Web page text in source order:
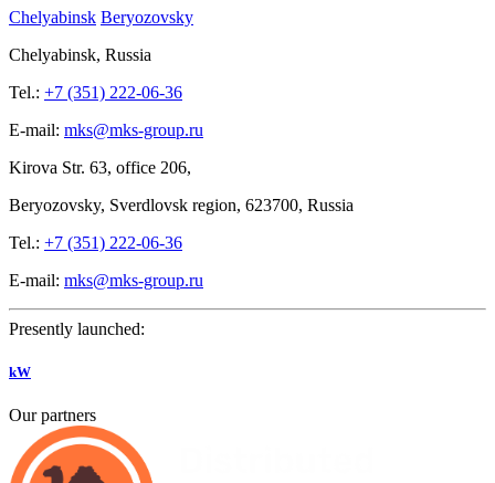
Chelyabinsk Beryozovsky
Chelyabinsk, Russia
Tel.: +7 (351) 222-06-36
E-mail: mks@mks-group.ru
Kirova Str. 63, office 206,
Beryozovsky, Sverdlovsk region, 623700, Russia
Tel.: +7 (351) 222-06-36
E-mail: mks@mks-group.ru
Presently launched:
kW
Our partners